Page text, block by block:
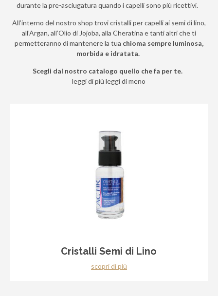
durante la pre-asciugatura quando i capelli sono più ricettivi.
All’interno del nostro shop trovi cristalli per capelli ai semi di lino,
all’Argan, all’Olio di Jojoba, alla Cheratina e tanti altri che ti
permetteranno di mantenere la tua chioma sempre luminosa,
morbida e idratata.
Scegli dal nostro catalogo quello che fa per te.
leggi di più leggi di meno
Cristalli Semi di Lino
scopri di più